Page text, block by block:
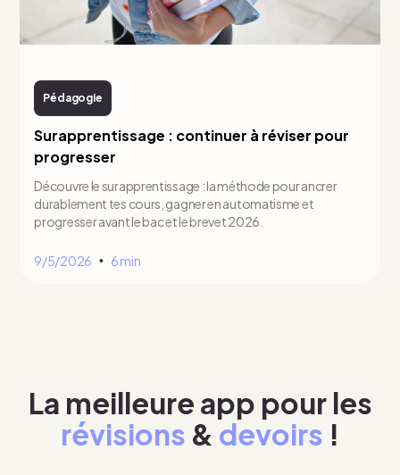
Pédagogie
Surapprentissage : continuer à réviser pour
progresser
Découvre le surapprentissage : la méthode pour ancrer
durablement tes cours, gagner en automatisme et
progresser avant le bac et le brevet 2026.
9/5/2026 • 6 min
La meilleure app pour les
révisions & devoirs !